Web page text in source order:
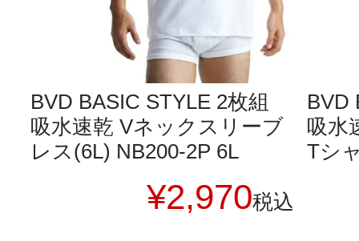
BVD BASIC STYLE 2枚組
吸水速乾 Vネックスリーブ
レス(6L) NB200-2P 6L
¥2,970税込
BVD
吸水
Tシ